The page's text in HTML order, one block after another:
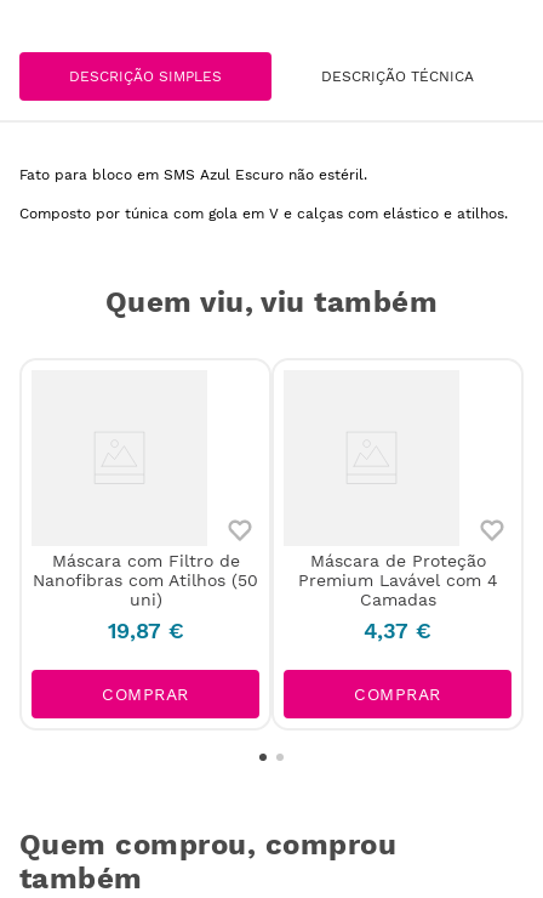
DESCRIÇÃO SIMPLES DESCRIÇÃO TÉCNICA
Fato para bloco em SMS Azul Escuro não estéril.
Composto por túnica com gola em V e calças com elástico e atilhos.
Quem viu, viu também
Máscara com Filtro de
Nanofibras com Atilhos (50
uni)
19,87 €
COMPRAR
Máscara de Proteção
Premium Lavável com 4
Camadas
4,37 €
COMPRAR
Quem comprou, comprou
também